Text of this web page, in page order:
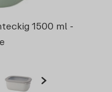
1500 ml -